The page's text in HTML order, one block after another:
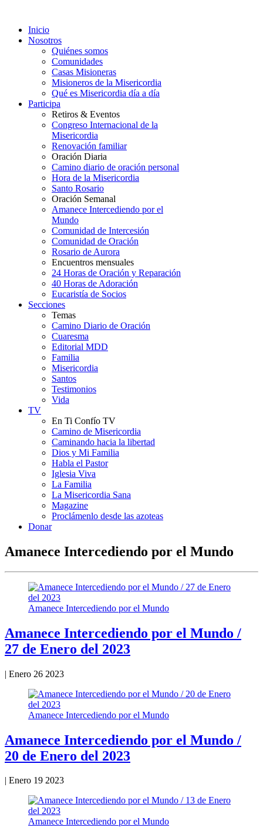
Inicio
Nosotros
Quiénes somos
Comunidades
Casas Misioneras
Misioneros de la Misericordia
Qué es Misericordia día a día
Participa
Retiros & Eventos
Congreso Internacional de la
Misericordia
Renovación familiar
Oración Diaria
Camino diario de oración personal
Hora de la Misericordia
Santo Rosario
Oración Semanal
Amanece Intercediendo por el
Mundo
Comunidad de Intercesión
Comunidad de Oración
Rosario de Aurora
Encuentros mensuales
24 Horas de Oración y Reparación
40 Horas de Adoración
Eucaristía de Socios
Secciones
Temas
Camino Diario de Oración
Cuaresma
Editorial MDD
Familia
Misericordia
Santos
Testimonios
Vida
TV
En Ti Confío TV
Camino de Misericordia
Caminando hacia la libertad
Dios y Mi Familia
Habla el Pastor
Iglesia Viva
La Familia
La Misericordia Sana
Magazine
Proclámenlo desde las azoteas
Donar
Amanece Intercediendo por el Mundo
Amanece Intercediendo por el Mundo
Amanece Intercediendo por el Mundo /
27 de Enero del 2023
| Enero 26 2023
Amanece Intercediendo por el Mundo
Amanece Intercediendo por el Mundo /
20 de Enero del 2023
| Enero 19 2023
Amanece Intercediendo por el Mundo